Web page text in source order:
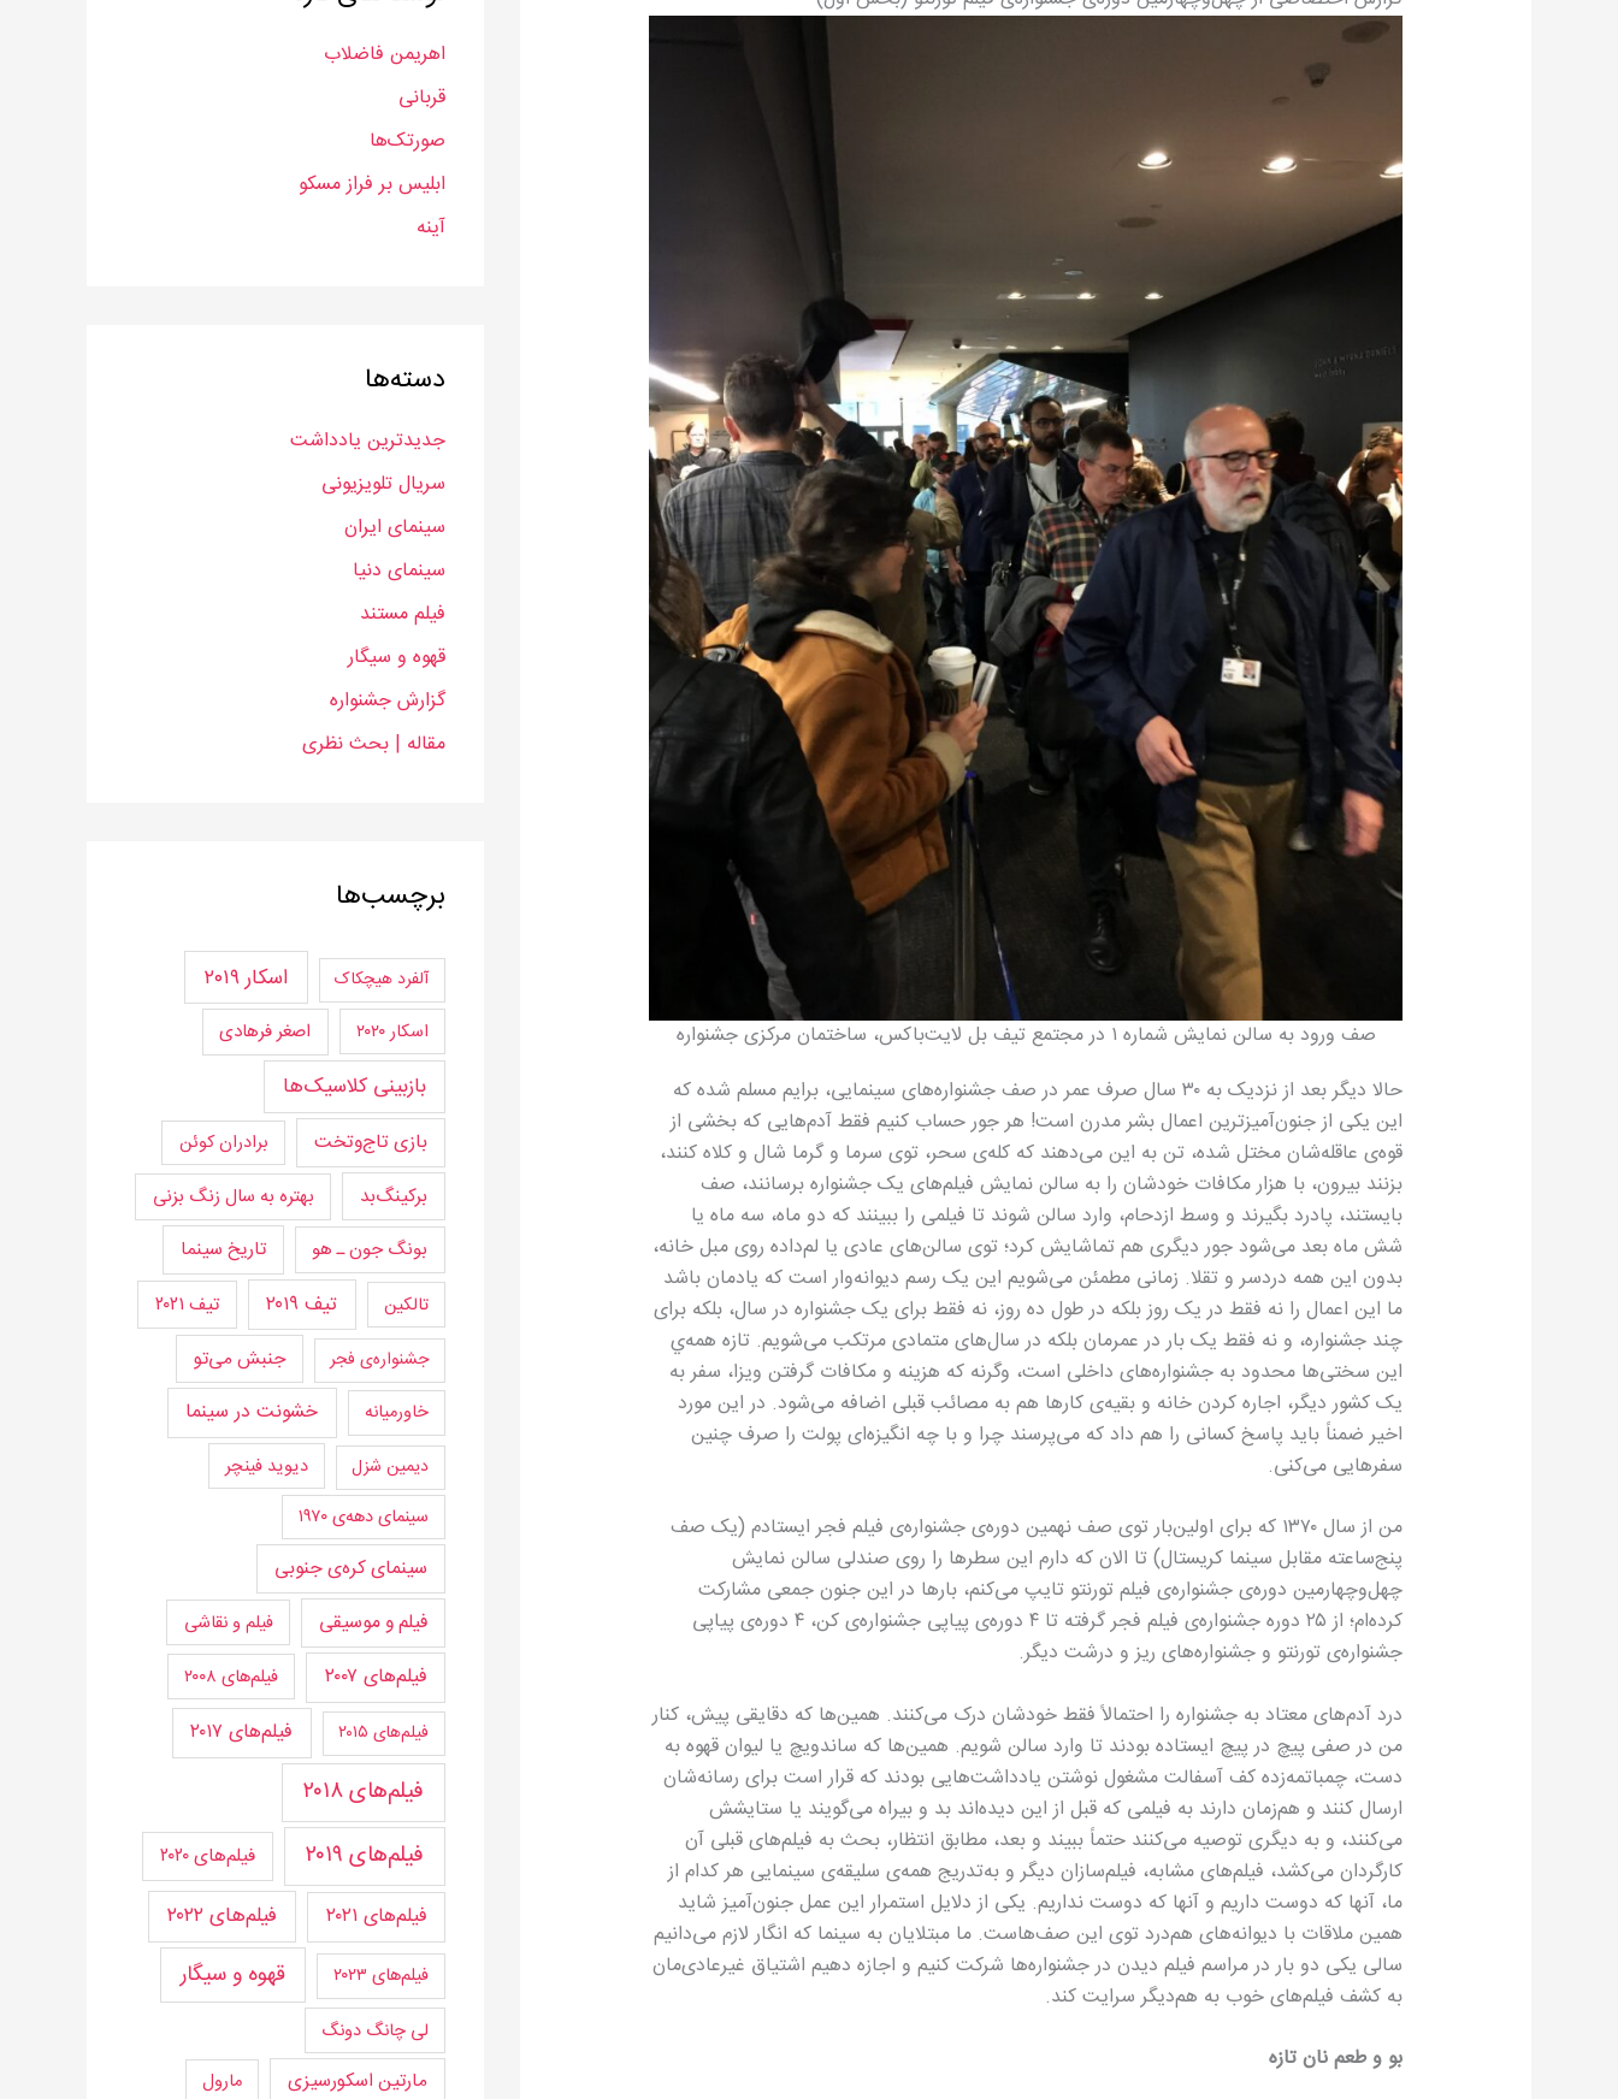
صف ورود به سالن نمایش شماره ۱ در مجتمع تیف بل لایت‌باکس، ساختمان مرکزی جشنواره
حالا دیگر بعد از نزدیک به ۳۰ سال صرف عمر در صف جشنواره‌های سینمایی، برایم مسلم شده که
این یکی از جنون‌آمیزترین اعمال بشر مدرن است! هر جور حساب کنیم فقط آدم‌هایی که بخشی از
قوه‌ی عاقله‌شان مختل شده، تن به این می‌دهند که کله‌ی سحر، توی سرما و گرما شال و کلاه کنند،
بزنند بیرون، با هزار مکافات خودشان را به سالن نمایش فیلم‌های یک جشنواره برسانند، صف
بایستند، پادرد بگیرند و وسط ازدحام، وارد سالن شوند تا فیلمی را ببینند که دو ماه، سه ماه یا
شش ماه بعد می‌شود جور دیگری هم تماشایش کرد؛ توی سالن‌های عادی یا لم‌داده روی مبل خانه،
بدون این همه دردسر و تقلا. زمانی مطمئن می‌شویم این یک رسم دیوانه‌وار است که یادمان باشد
ما این اعمال را نه فقط در یک روز بلکه در طول ده روز، نه فقط برای یک جشنواره در سال، بلکه برای
چند جشنواره، و نه فقط یک بار در عمرمان بلکه در سال‌های متمادی مرتکب می‌شویم. تازه همه‌ي
این سختی‌ها محدود به جشنواره‌های داخلی است، وگرنه که هزینه و مکافات گرفتن ویزا، سفر به
یک کشور دیگر، اجاره‌ کردن خانه و بقیه‌ی کارها هم به مصائب قبلی اضافه می‌شود. در این مورد
اخیر ضمناً باید پاسخ کسانی را هم داد که می‌پرسند چرا و با چه انگیزه‌ای پولت را صرف چنین
سفرهایی می‌کنی.
من از سال ۱۳۷۰ که برای اولین‌بار توی صف نهمین دوره‌ی جشنواره‌ی فیلم فجر ایستادم (یک صف
پنج‌ساعته مقابل سینما کریستال) تا الان که دارم این سطرها را روی صندلی سالن نمایش
چهل‌وچهارمین دوره‌ی جشنواره‌ی فیلم تورنتو تایپ می‌کنم، بارها در این جنون جمعی مشارکت
کرده‌ام؛ از ۲۵ دوره جشنواره‌ی فیلم فجر گرفته تا ۴ دوره‌ی پیاپی جشنواره‌ی کن، ۴ دوره‌ی پیاپی
جشنواره‌ی تورنتو و جشنواره‌های ریز و درشت دیگر.
درد آدم‌های معتاد به جشنواره را احتمالاً فقط خودشان درک می‌کنند. همین‌ها که دقایقی پیش، کنار
من در صفی پیچ در پیچ ایستاده بودند تا وارد سالن شویم. همین‌ها که ساندویچ یا لیوان قهوه به
دست، چمباتمه‌زده کف آسفالت مشغول نوشتن یادداشت‌هایی بودند که قرار است برای رسانه‌‌شان
ارسال کنند و هم‌زمان دارند به فیلمی که قبل از این دیده‌اند بد و بیراه می‌گویند یا ستایشش
می‌کنند، و به دیگری توصیه می‌کنند حتماً ببیند و بعد، مطابق انتظار، بحث به فیلم‌های قبلی آن
کارگردان می‌کشد، فیلم‌های مشابه، فیلم‌سازان دیگر و به‌تدریج همه‌ی سلیقه‌ی سینمایی هر کدام از
ما، آنها که دوست داریم و آنها که دوست نداریم. یکی از دلایل استمرار این عمل جنون‌آمیز شاید
همین ملاقات با دیوانه‌های هم‌درد توی این صف‌هاست. ما مبتلا‌‌یان به سینما که انگار لازم می‌دانیم
سالی یکی دو بار در مراسم فیلم دیدن در جشنواره‌ها شرکت کنیم و اجازه دهیم اشتیاق غیرعادی‌مان
به کشف فیلم‌های خوب به هم‌دیگر سرایت کند.
بو و طعم نان تازه
ر
ا
ی
:
اهریمن فاضلاب
قربانی
صورتک‌ها
ابلیس بر فراز مسکو
آینه
دسته‌ها
جدیدترین یادداشت
سریال‌ تلویزیونی
سینمای ایران
سینمای دنیا
فیلم مستند
قهوه و سیگار
گزارش جشنواره
مقاله | بحث‌ نظری
برچسب‌ها
آلفرد هیچکاک اسکار ۲۰۱۹
اسکار ۲۰۲۰ اصغر فرهادی
بازبینی کلاسیک‌ها
بازی تاج‌و‌تخت برادران کوئن
برکینگ‌بد
بهتره به سال زنگ بزنی
بونگ جون ـ هو
تاریخ سینما
تالکین تیف ۲۰۱۹ تیف ۲۰۲۱
جشنواره‌ی فجر جنبش می‌تو
خاورمیانه خشونت در سینما
دیمین شزل
دیوید فینچر
سینمای دهه‌ی ۱۹۷۰
سینمای کره‌ی جنوبی
فیلم و موسیقی
فیلم و نقاشی
فیلم‌های ۲۰۰۷ فیلم‌های ۲۰۰۸
فیلم‌های ۲۰۱۵ فیلم‌های ۲۰۱۷
فیلم‌های ۲۰۱۸
فیلم‌های ۲۰۱۹
فیلم‌های ۲۰۲۰
فیلم‌های ۲۰۲۱ فیلم‌های ۲۰۲۲
فیلم‌های ۲۰۲۳ قهوه و سیگار
لی چانگ دونگ
مارتین اسکورسیزی
مارول